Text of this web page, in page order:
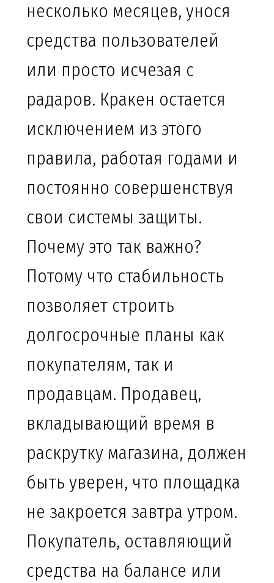
несколько месяцев, унося
средства пользователей
или просто исчезая с
радаров. Кракен остается
исключением из этого
правила, работая годами и
постоянно совершенствуя
свои системы защиты.
Почему это так важно?
Потому что стабильность
позволяет строить
долгосрочные планы как
покупателям, так и
продавцам. Продавец,
вкладывающий время в
раскрутку магазина, должен
быть уверен, что площадка
не закроется завтра утром.
Покупатель, оставляющий
средства на балансе или